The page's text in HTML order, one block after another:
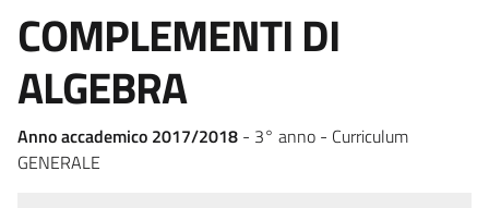
COMPLEMENTI DI
ALGEBRA
Anno accademico 2017/2018 - 3° anno - Curriculum
GENERALE